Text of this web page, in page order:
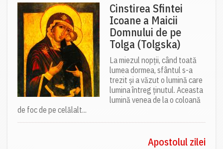
Cinstirea Sfintei
Icoane a Maicii
Domnului de pe
Tolga (Tolgska)
La miezul nopții, când toată
lumea dormea, sfântul s-a
trezit și a văzut o lumină care
lumina întreg ținutul. Aceasta
lumină venea de la o coloană
de foc de pe celălalt...
Apostolul zilei